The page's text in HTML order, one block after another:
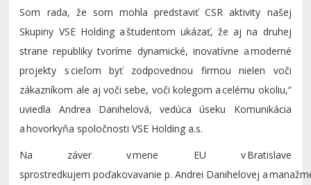
Som rada, že som mohla predstaviť CSR aktivity našej
Skupiny VSE Holding a študentom ukázať, že aj na druhej
strane republiky tvoríme dynamické, inovatívne a moderné
projekty s cieľom byť zodpovednou firmou nielen voči
zákazníkom ale aj voči sebe, voči kolegom a celému okoliu,“
uviedla Andrea Danihelová, vedúca úseku Komunikácia
a hovorkyňa spoločnosti VSE Holdinga.s.
Na záver v mene EU v Bratislave
sprostredkujempoďakovavanie p.Andrei Danihelovej a